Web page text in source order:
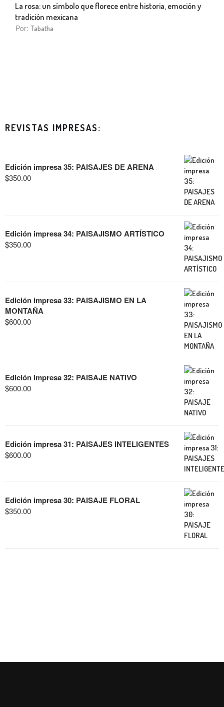
La rosa: un símbolo que florece entre historia, emoción y
tradición mexicana
Por: Tabatha
REVISTAS IMPRESAS:
Edición impresa 35: PAISAJES DE ARENA
$350.00
Edición impresa 34: PAISAJISMO ARTÍSTICO
$350.00
Edición impresa 33: PAISAJISMO EN LA
MONTAÑA
$600.00
Edición impresa 32: PAISAJE NATIVO
$600.00
Edición impresa 31: PAISAJES INTELIGENTES
$600.00
Edición impresa 30: PAISAJE FLORAL
$350.00